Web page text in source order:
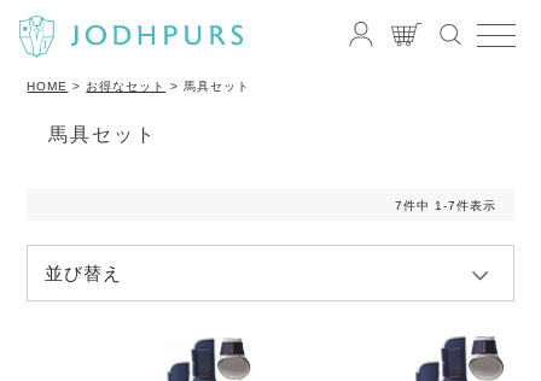
HOME お得なセット 馬具セット
馬具セット
並び替え
7件中 1 -7件表示